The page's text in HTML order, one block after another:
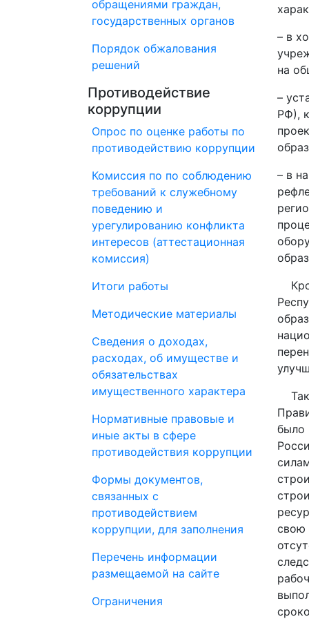
обращениями граждан,
государственных органов
Порядок обжалования
решений
Противодействие
коррупции
Опрос по оценке работы по
противодействию коррупции
Комиссия по по соблюдению
требований к служебному
поведению и
урегулированию конфликта
интересов (аттестационная
комиссия)
Итоги работы
Методические материалы
Сведения о доходах,
расходах, об имуществе и
обязательствах
имущественного характера
Нормативные правовые и
иные акты в сфере
противодействия коррупции
Формы документов,
связанных с
противодействием
коррупции, для заполнения
Перечень информации
размещаемой на сайте
Ограничения
– в
на
–
РФ),
– в
было
свою